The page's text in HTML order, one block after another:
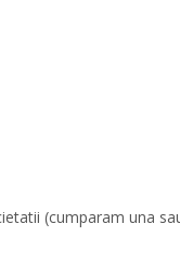
(cumparam una